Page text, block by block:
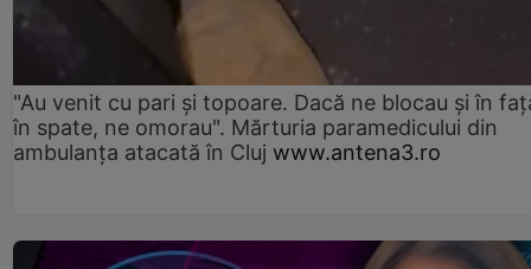
"Au venit cu pari și topoare. Dacă ne blocau şi în
în spate, ne omorau". Mărturia paramedicului din
ambulanţa atacată în Cluj www.antena3.ro